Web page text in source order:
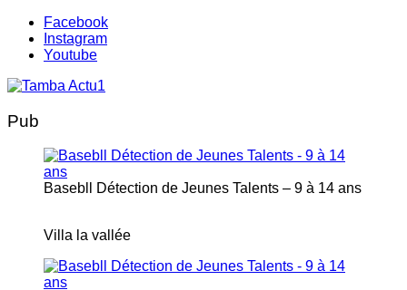
Aller
contenu
Facebook
Instagram
Youtube
Pub
Basebll Détection de Jeunes Talents – 9 à 14 ans
Villa la vallée